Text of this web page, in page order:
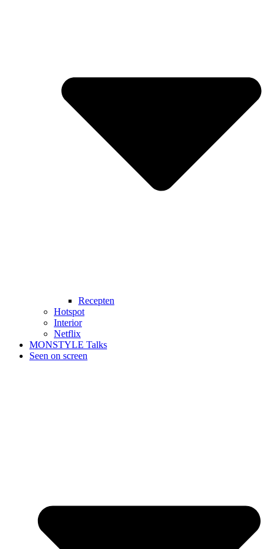
Recepten
Hotspot
Interior
Netflix
MONSTYLE Talks
Seen on screen